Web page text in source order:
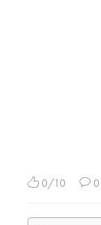
0/10 0